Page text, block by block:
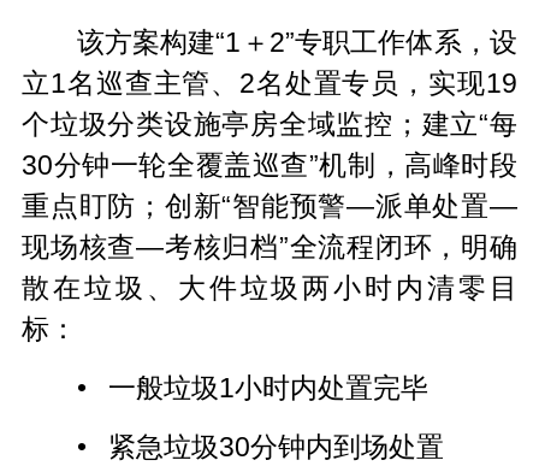
该方案构建“1＋2”专职工作体系，设
立1名巡查主管、2名处置专员，实现19
个垃圾分类设施亭房全域监控；建立“每
30分钟一轮全覆盖巡查”机制，高峰时段
重点盯防；创新“智能预警—派单处置—
现场核查—考核归档”全流程闭环，明确
散在垃圾、大件垃圾两小时内清零目
标：
• 一般垃圾1小时内处置完毕
• 紧急垃圾30分钟内到场处置